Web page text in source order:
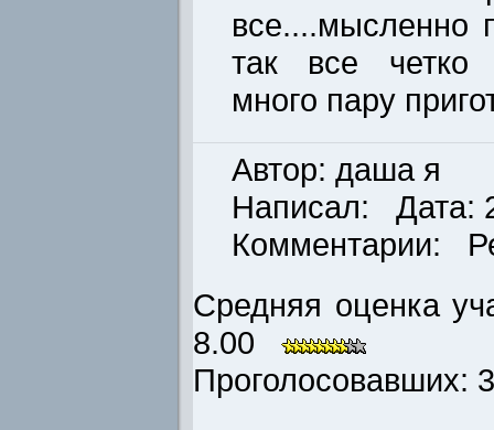
все....мысленно
так все четко
много пару
Автор: даша я
Написал: Дата:
Комментарии:
Средняя оценка
8.00
Проголосовавших: